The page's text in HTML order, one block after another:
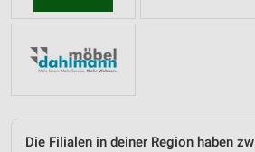
Die Filialen in deiner Region haben